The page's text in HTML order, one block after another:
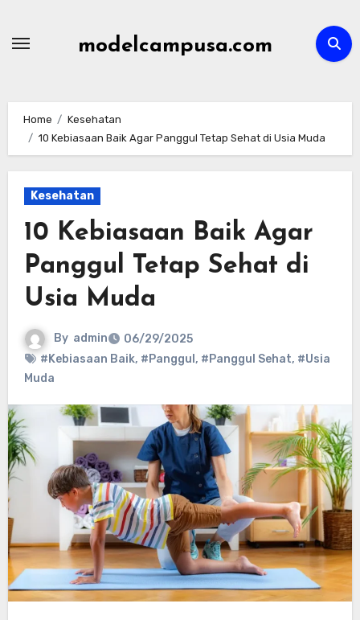
modelcampusa.com
Home
Kesehatan
10 Kebiasaan Baik Agar Panggul Tetap Sehat di Usia Muda
Kesehatan
10 Kebiasaan Baik Agar
Panggul Tetap Sehat di
Usia Muda
By admin
06/29/2025
#Kebiasaan Baik, #Panggul , #Panggul Sehat, #Usia
Muda